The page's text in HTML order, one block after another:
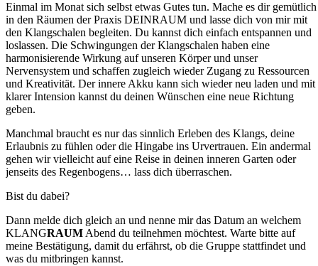
Einmal im Monat sich selbst etwas Gutes tun. Mache es dir gemütlich
in den Räumen der Praxis DEINRAUM und lasse dich von mir mit
den Klangschalen begleiten. Du kannst dich einfach entspannen und
loslassen. Die Schwingungen der Klangschalen haben eine
harmonisierende Wirkung auf unseren Körper und unser
Nervensystem und schaffen zugleich wieder Zugang zu Ressourcen
und Kreativität. Der innere Akku kann sich wieder neu laden und mit
klarer Intension kannst du deinen Wünschen eine neue Richtung
geben.
Manchmal braucht es nur das sinnlich Erleben des Klangs, deine
Erlaubnis zu fühlen oder die Hingabe ins Urvertrauen. Ein andermal
gehen wir vielleicht auf eine Reise in deinen inneren Garten oder
jenseits des Regenbogens… lass dich überraschen.
Bist du dabei?
Dann melde dich gleich an und nenne mir das Datum an welchem
KLANGRAUMAbend du teilnehmen möchtest. Warte bitte auf
meine Bestätigung, damit du erfährst, ob die Gruppe stattfindet und
was du mitbringen kannst.